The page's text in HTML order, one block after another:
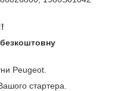
Peugeot.
стартера.